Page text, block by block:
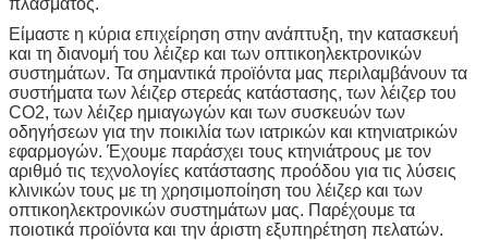
Είμαστε η κύρια επιχείρηση στην ανάπτυξη, την κατασκευή
και τη διανομή του λέιζερ και των οπτικοηλεκτρονικών
συστημάτων. Τα σημαντικά προϊόντα μας περιλαμβάνουν τα
συστήματα των λέιζερ στερεάς κατάστασης, των λέιζερ του
CO2, των λέιζερ ημιαγωγών και των συσκευών των
οδηγήσεων για την ποικιλία των ιατρικών και κτηνιατρικών
εφαρμογών. Έχουμε παράσχει τους κτηνιάτρους με τον
αριθμό τις τεχνολογίες κατάστασης προόδου για τις λύσεις
κλινικών τους με τη χρησιμοποίηση του λέιζερ και των
οπτικοηλεκτρονικών συστημάτων μας. Παρέχουμε τα
ποιοτικά προϊόντα και την άριστη εξυπηρέτηση πελατών.